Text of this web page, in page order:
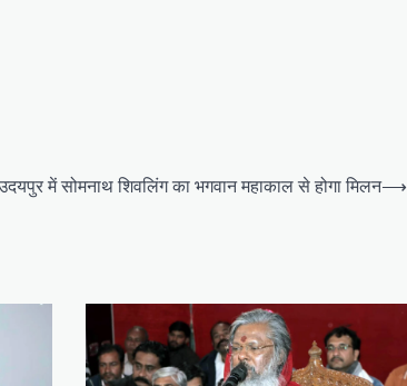
में सोमनाथ शिवलिंग का भगवान महाकाल से होगा मिलन⟶